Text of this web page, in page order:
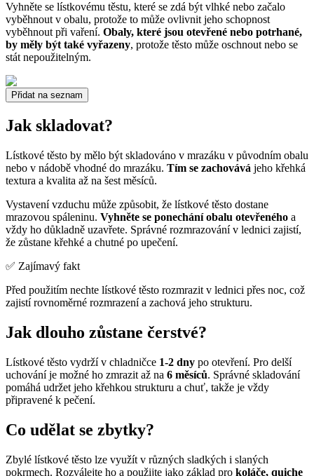
Vyhněte se lístkovému těstu, které se zdá být vlhké nebo začalo
vyběhnout v obalu, protože to může ovlivnit jeho schopnost
vyběhnout při vaření. Obaly, které jsou otevřené nebo potrhané,
by měly být také vyřazeny, protože těsto může oschnout nebo se
stát nepoužitelným.
Přidat na seznam
Jak skladovat?
Lístkové těsto by mělo být skladováno v mrazáku v původním obalu
nebo v nádobě vhodné do mrazáku. Tím se zachovává jeho křehká
textura a kvalita až na šest měsíců.
Vystavení vzduchu může způsobit, že lístkové těsto dostane
mrazovou spáleninu. Vyhněte se ponechání obalu otevřeného a
vždy ho důkladně uzavřete. Správné rozmrazování v lednici zajistí,
že zůstane křehké a chutné po upečení.
✅ Zajímavý fakt
Před použitím nechte lístkové těsto rozmrazit v lednici přes noc, což
zajistí rovnoměrné rozmrazení a zachová jeho strukturu.
Jak dlouho zůstane čerstvé?
Lístkové těsto vydrží v chladničce 1-2 dny po otevření. Pro delší
uchování je možné ho zmrazit až na 6 měsíců. Správné skladování
pomáhá udržet jeho křehkou strukturu a chuť, takže je vždy
připravené k pečení.
Co udělat se zbytky?
Zbylé lístkové těsto lze využít v různých sladkých i slaných
pokrmech. Rozválejte ho a použijte jako základ pro koláče, quiche